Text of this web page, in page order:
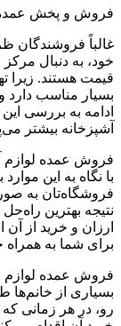
عمده لوازم
ظروف و
مرکز فروش و
زیرا تهیه
دارد و سودی
بررسی این موضوع
بیشتر می‌پردازیم.
لوازم آشپزخانه
این موارد به
به صورت خرده،
راه‌حل یافتن
از آن است. این
به همراه خواهد
لوازم فانتزی
خانم‌ها طرفدار
زمانی که این نوع